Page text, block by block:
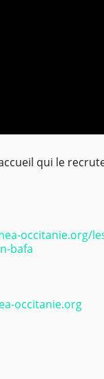
qui le
occitanie.org/
bafa
occitanie.org